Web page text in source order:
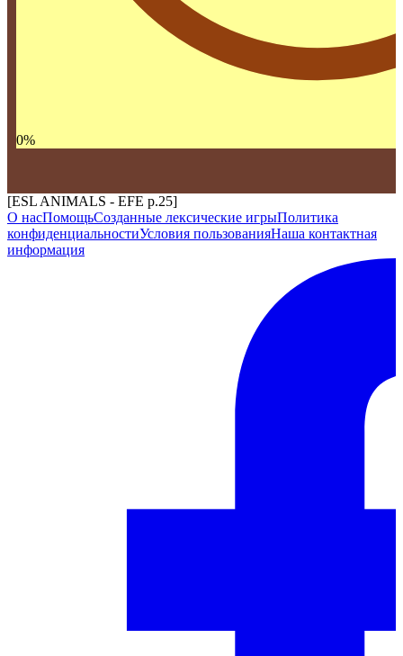
0%
[ESL ANIMALS - EFE p.25]
О насПомощьСозданные лексические игрыПолитика
конфиденциальностиУсловия пользованияНаша контактная
информация